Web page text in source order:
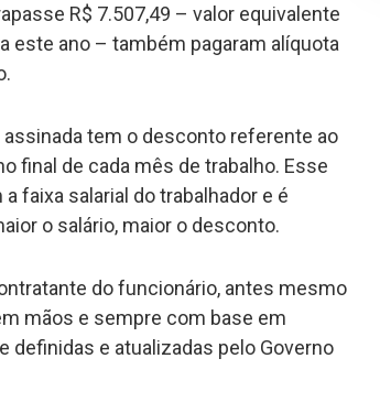
R$ 7.507,49 – valor equivalente
este ano – também pagaram alíquota
tem o desconto referente ao
final de cada mês de trabalho. Esse
faixa salarial do trabalhador e é
o salário, maior o desconto.
do funcionário, antes mesmo
mãos e sempre com base em
definidas e atualizadas pelo Governo